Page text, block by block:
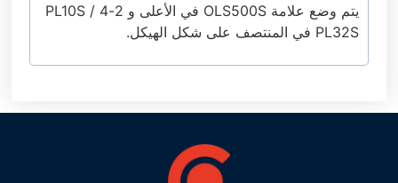
يتم وضع علامة OLS500S في الأعلى و 2-4 PL10S /
PL32S في المنتصف على شكل الهيكل.